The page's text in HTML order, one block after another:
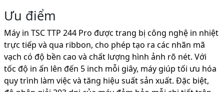
Ưu điểm
Máy in TSC TTP 244 Pro được trang bị công nghệ in nhiệt
trực tiếp và qua ribbon, cho phép tạo ra các nhãn mã
vạch có độ bền cao và chất lượng hình ảnh rõ nét. Với
tốc độ in ấn lên đến 5 inch mỗi giây, máy giúp tối ưu hóa
quy trình làm việc và tăng hiệu suất sản xuất. Đặc biệt,